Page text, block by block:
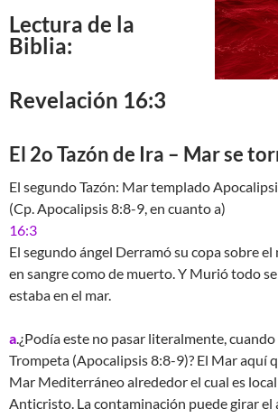
Lectura de la
Biblia:
Revelación 16:3
El 2o Tazón de Ira – Mar se
El segundo Tazón: Mar templado
(Cp. Apocalipsis 8:8-9, en cuanto a)
16:3
El segundo ángel Derramó su copa sobre el
en sangre como de muerto. Y Murió todo
estaba en el mar.
a.¿Podía este no pasar literalmente,
Trompeta (Apocalipsis 8:8-9)? El Mar aquí
Mar Mediterráneo alrededor el cual es
Anticristo. La contaminación puede girar el